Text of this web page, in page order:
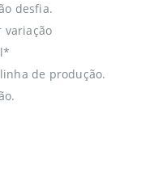
desfia.
variação
de produção.